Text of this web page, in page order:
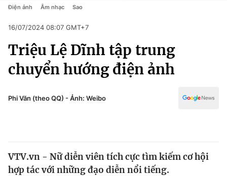
Chuyên mục
Chính trị
Chính trị
Pháp luật
Kinh tế
Thể thao
Truyền hình
Y tế
Điện ảnh Âm nhạc Sao
16/07/2024 08:07 GMT+7
Triệu Lệ Dĩnh tập trung
chuyển hướng điện ảnh
Phi Văn (theo QQ) - Ảnh: Weibo
VTV.vn - Nữ diễn viên tích cực tìm kiếm cơ hội
hợp tác với những đạo diễn nổi tiếng.